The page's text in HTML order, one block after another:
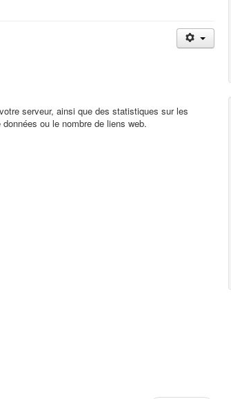
serveur, ainsi que des statistiques sur les
ou le nombre de liens web.